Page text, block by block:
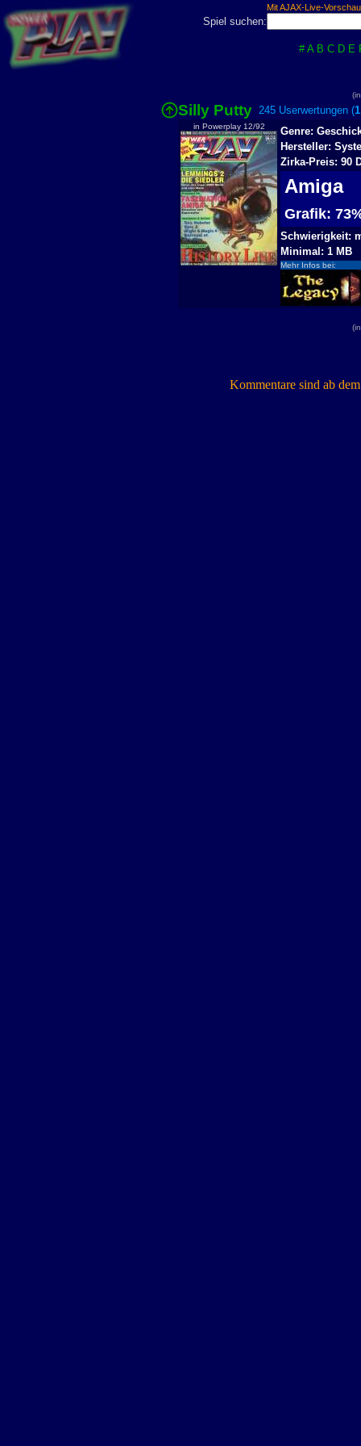
Mit AJAX-Live-
Spiel suchen:
# A B C D E
Silly Putty 245 Userwertungen (
in Powerplay 12/92
Genre:
Hersteller:
Zirka-Preis: 90
Amiga
Grafik:
Schwierigkeit:
Minimal: 1 MB
Mehr Infos bei:
Kommentare sind ab